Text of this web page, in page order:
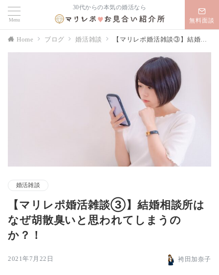
Menu
30代からの本気の婚活なら
無料面談
Home ブログ 婚活雑談 【マリレポ婚活雑談③】結婚相談所はなぜ胡散臭いと思われてしまうのか？！
婚活雑談
【マリレポ婚活雑談③】結婚相談所は
なぜ胡散臭いと思われてしまうの
か？！
2021年7月22日 袴田加奈子